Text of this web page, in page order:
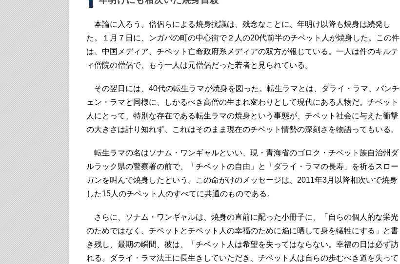
本論に入ろう。僧侶らによる焼身抗議は、残念なことに、年明け以降も焼身は続発し
た。１月７日に、ンガバの町の中心街で２人の20代前半のチベット人が焼身した。この件
は、中国メディア、チベット亡命政府系メディアの双方が報じている。一人は件のキルテ
ィ僧院の僧侶で、もう一人は元僧侶だった若者と見られている。
その翌日には、40代の転生ラマが焼身を図った。転生ラマとは、ダライ・ラマ、パンチ
ェン・ラマと同様に、しかるべき高僧の生まれ変わりとして現代にある人物だ。チベット
人にとって、特別な存在である転生ラマの焼身という事態が、チベット社会に与えた衝撃
の大きさは計り知れず、これはそのまま現在のチベット情勢の深刻さを物語ってもいる。
転生ラマの名はソナム・ワンギャルといい、現・青海省のゴロク・チベット族自治州ダ
ルラック県の警察署の前で、「チベットの自由」と「ダライ・ラマの長寿」を祈るスロー
ガンを叫んで焼身したという。この命がけのメッセージは、2011年3月以降相次いで焼身
した15人のチベット人のすべてに共通のものである。
さらに、ソナム・ワンギャルは、焼身の直前に配った小冊子に、「自らの個人的な栄光
のためではなく、チベットとチベット人の幸福のために焔に晒して身を犠牲にする」と書
き残し、最期の瞬間、彼は、「チベット人は希望を失ってはならない。幸福の日は必ず訪
れる。ダライ・ラマ法王に長生きしていただき、チベット人は自らの歩むべき道を失って